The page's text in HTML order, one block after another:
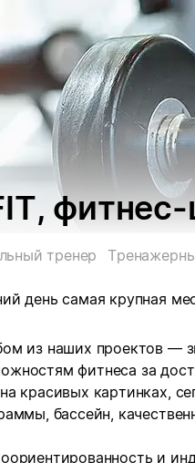
тренер
день самая крупная
из наших проектов —
фитнеса за
красивых картинках,
бассейн,
и